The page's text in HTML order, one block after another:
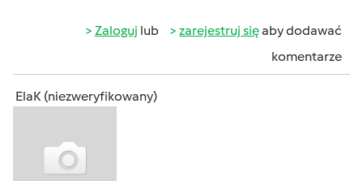
Zaloguj lub zarejestruj sięaby dodawać
komentarze
ElaK (niezweryfikowany)